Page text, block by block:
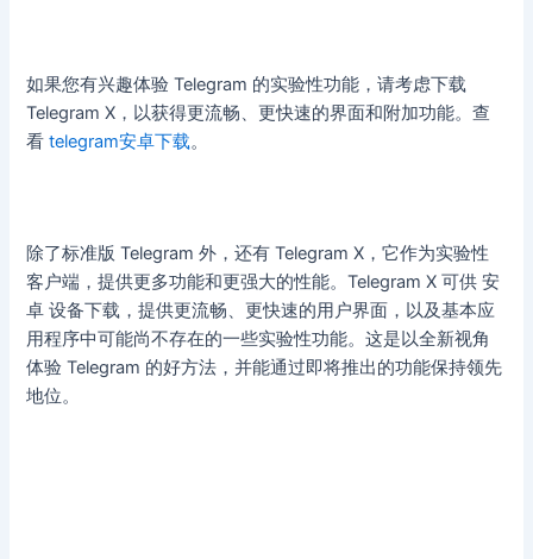
如果您有兴趣体验 Telegram 的实验性功能，请考虑下载
Telegram X，以获得更流畅、更快速的界面和附加功能。查
看telegram安卓下载。
除了标准版 Telegram 外，还有 Telegram X，它作为实验性
客户端，提供更多功能和更强大的性能。Telegram X 可供 安
卓 设备下载，提供更流畅、更快速的用户界面，以及基本应
用程序中可能尚不存在的一些实验性功能。这是以全新视角
体验 Telegram 的好方法，并能通过即将推出的功能保持领先
地位。